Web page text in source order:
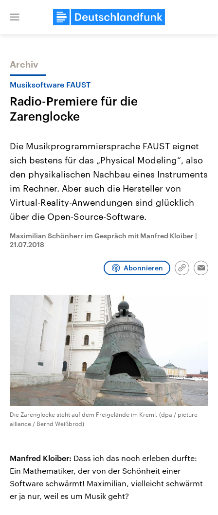
Close
Themen
Landtagswahl Sachsen-Anhalt
2026
Alle Informationen
Sachsen-Anhalt wählt am 6.
September 2026 einen neuen
Landtag. Seit 2021 wird das
Bundesland von einer Koalition aus
CDU, SPD und FDP regiert.-
Umfragen, Prognosen,
Wahlprogramme, aktuelle Berichte
und Hintergründe zu den Parteien
USA
Aktuelle Beiträge,
Hintergründe
Wirtschaftlich und
gehören die Vereinigten
den mächtigsten Ländern
mit großem Einfluss auf
Sendungen
Archiv
Musiksoftware FAUST
Radio-Premiere für die
Zarenglocke
Die Musikprogrammiersprache FAUST eignet
sich bestens für das „Physical Modeling“, also
den physikalischen Nachbau eines Instruments
im Rechner. Aber auch die Hersteller von
Virtual-Reality-Anwendungen sind glücklich
über die Open-Source-Software.
Maximilian Schönherr im Gespräch mit Manfred Kloiber |
21.07.2018
Abonnieren
Link
Die Zarenglocke steht auf dem Freigelände im Kreml. (dpa / picture
alliance / Bernd Weißbrod)
Manfred Kloiber: Dass ich das noch erleben durfte:
Ein Mathematiker, der von der Schönheit einer
Software schwärmt! Maximilian, vielleicht schwärmt
er ja nur, weil es um Musik geht?